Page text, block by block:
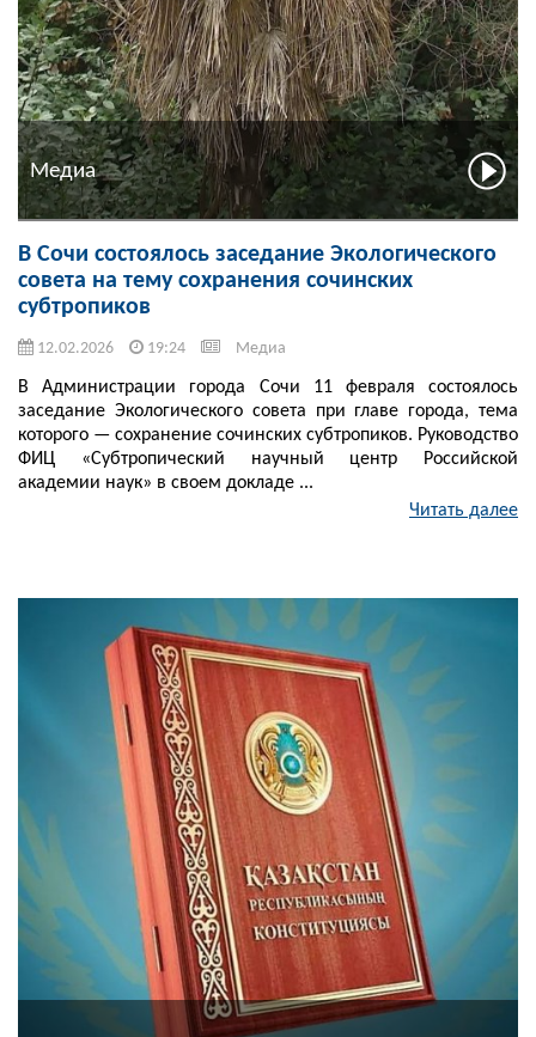
Медиа
В Сочи состоялось заседание Экологического
совета на тему сохранения сочинских
субтропиков
12.02.2026 19:24 Медиа
В Администрации города Сочи 11 февраля состоялось
заседание Экологического совета при главе города, тема
которого — сохранение сочинских субтропиков. Руководство
ФИЦ «Субтропический научный центр Российской
академии наук» в своем докладе ...
Читать далее